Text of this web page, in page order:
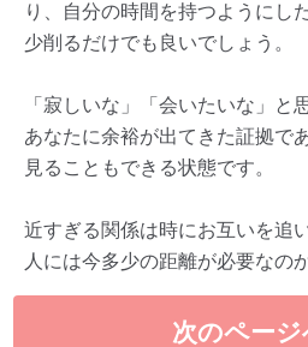
り、自分の時間を持つようにし
少削るだけでも良いでしょう。
「寂しいな」「会いたいな」と
あなたに余裕が出てきた証拠で
見ることもできる状態です。
近すぎる関係は時にお互いを追
人には今多少の距離が必要なの
次のページ